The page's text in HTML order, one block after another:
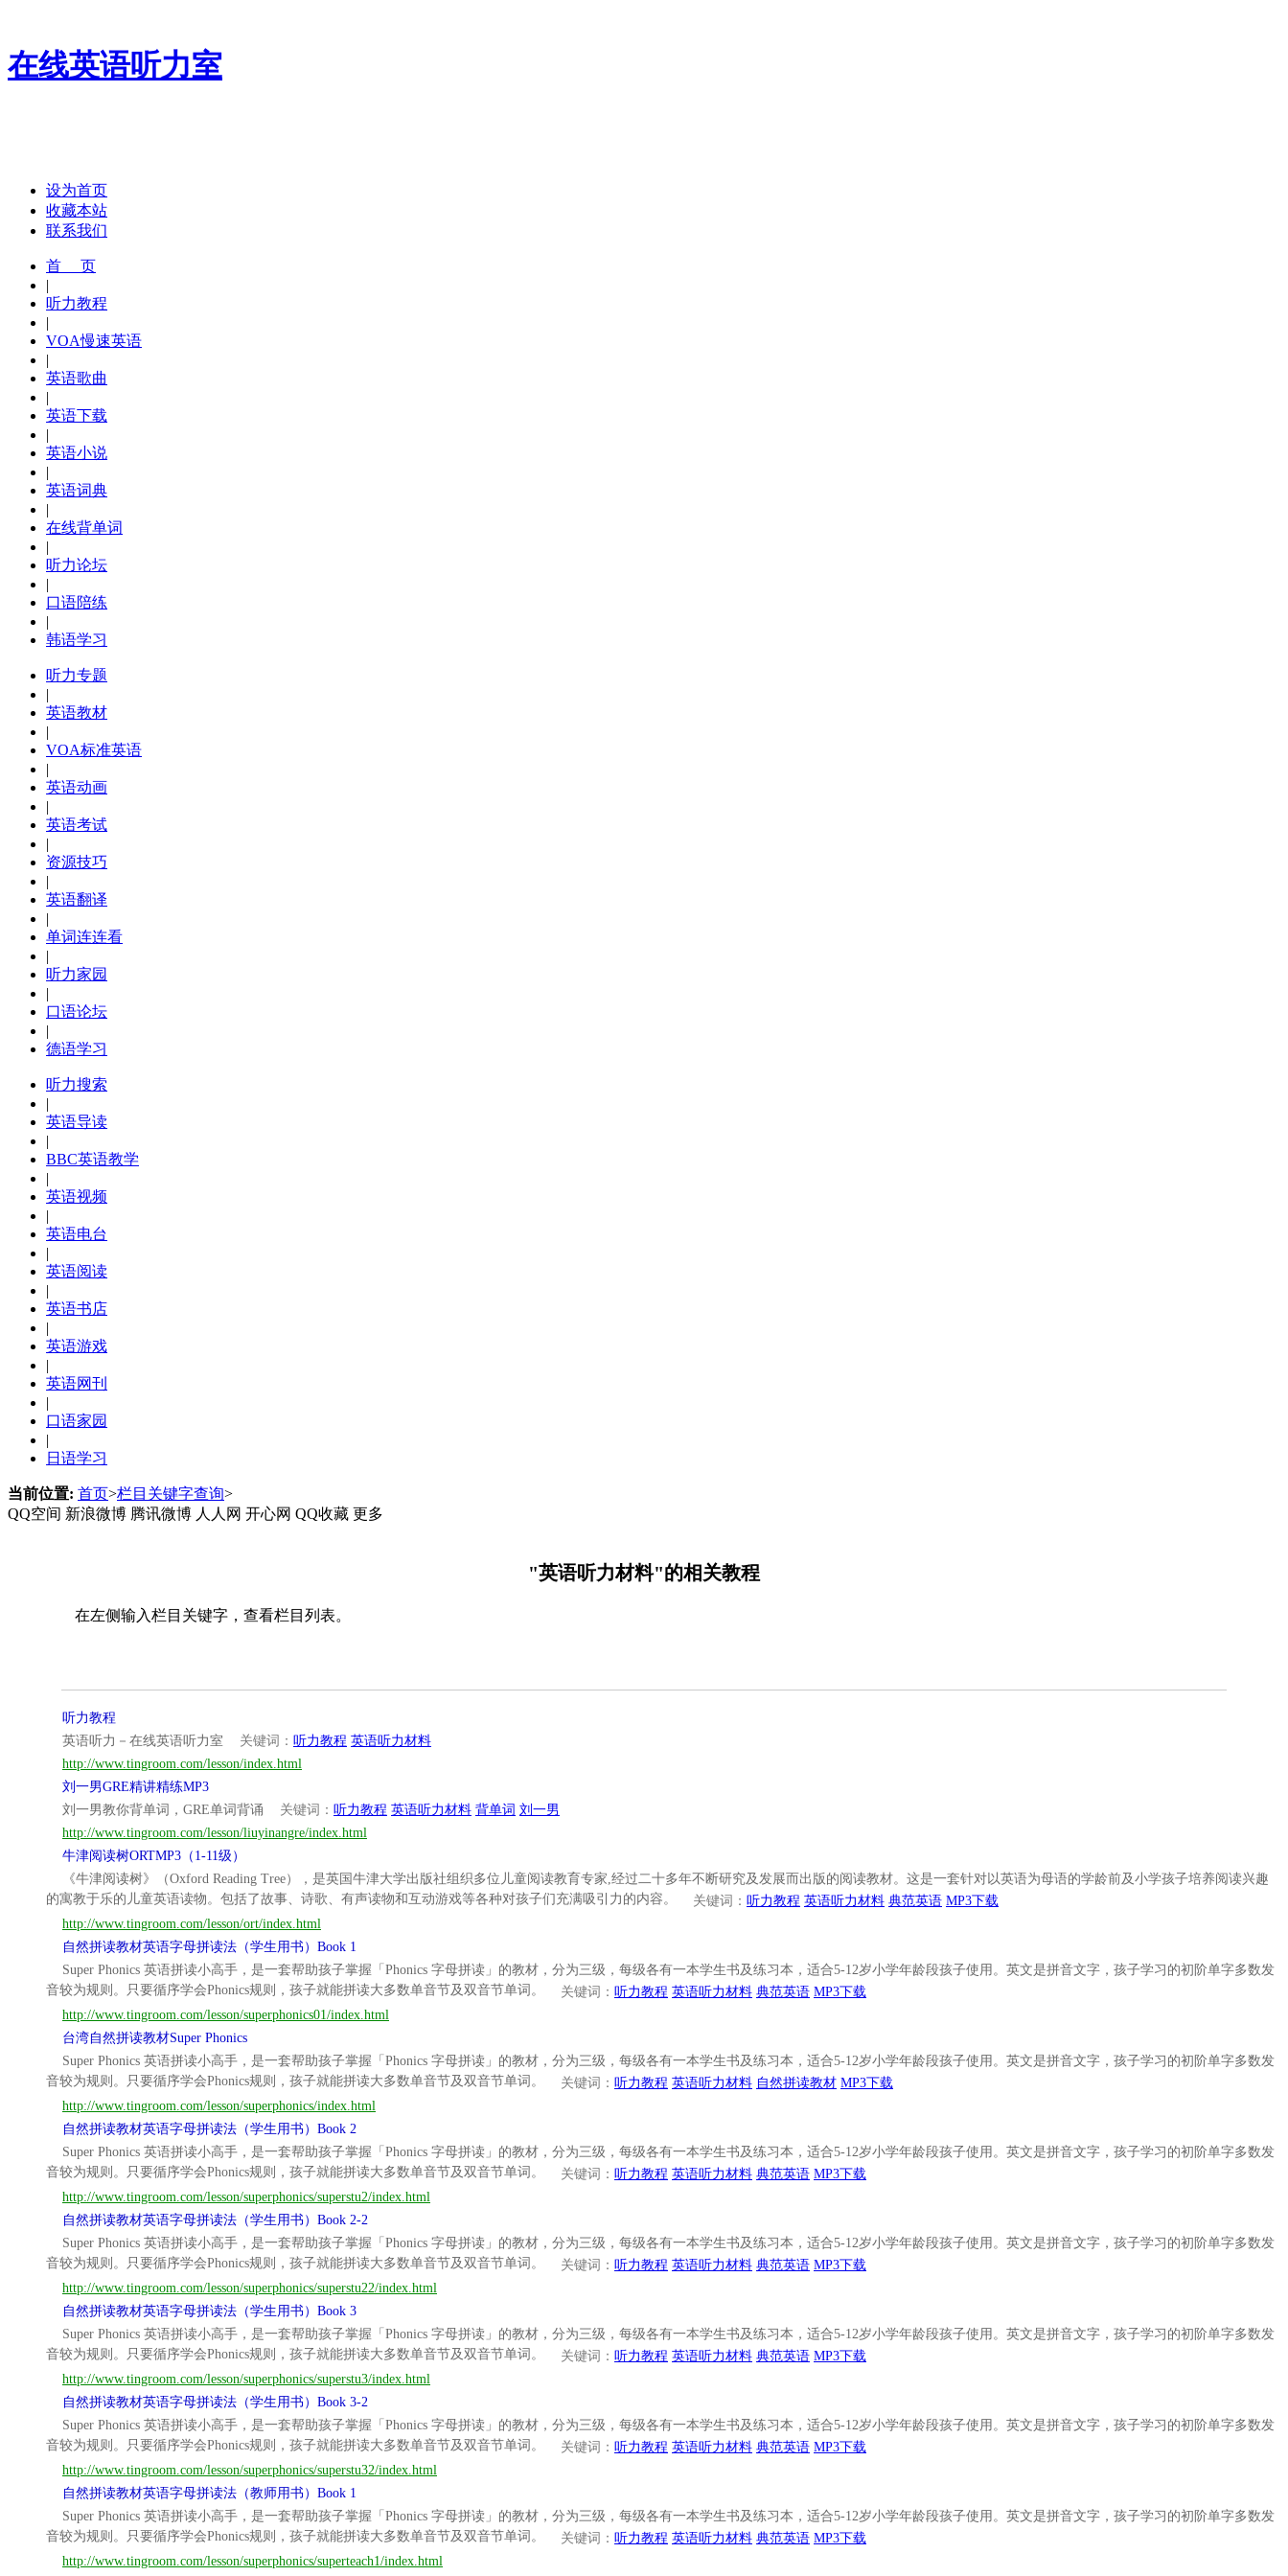
在线英语听力室
设为首页
收藏本站
联系我们
首 页
|
听力教程
|
VOA慢速英语
|
英语歌曲
|
英语下载
|
英语小说
|
英语词典
|
在线背单词
|
听力论坛
|
口语陪练
|
韩语学习
听力专题
|
英语教材
|
VOA标准英语
|
英语动画
|
英语考试
|
资源技巧
|
英语翻译
|
单词连连看
|
听力家园
|
口语论坛
|
德语学习
听力搜索
|
英语导读
|
BBC英语教学
|
英语视频
|
英语电台
|
英语阅读
|
英语书店
|
英语游戏
|
英语网刊
|
口语家园
|
日语学习
当前位置: 首页>栏目关键字查询>
QQ空间 新浪微博 腾讯微博 人人网 开心网 QQ收藏 更多
"英语听力材料"的相关教程
在左侧输入栏目关键字，查看栏目列表。
听力教程
英语听力－在线英语听力室
关键词： 听力教程 英语听力材料
http://www.tingroom.com/lesson/index.html
刘一男GRE精讲精练MP3
刘一男教你背单词，GRE单词背诵
关键词： 听力教程 英语听力材料 背单词 刘一男
http://www.tingroom.com/lesson/liuyinangre/index.html
牛津阅读树ORTMP3（1-11级）
《牛津阅读树》（Oxford Reading Tree），是英国牛津大学出版社组织多位儿童阅读教育专家,经过二十多年不断研究及发展而出版的阅读教材。这是一套针对以英语为母语的学龄前及小学孩子培养阅读兴趣
的寓教于乐的儿童英语读物。包括了故事、诗歌、有声读物和互动游戏等各种对孩子们充满吸引力的内容。 关键词： 听力教程 英语听力材料 典范英语 MP3下载
http://www.tingroom.com/lesson/ort/index.html
自然拼读教材英语字母拼读法（学生用书）Book 1
Super Phonics 英语拼读小高手，是一套帮助孩子掌握「Phonics 字母拼读」的教材，分为三级，每级各有一本学生书及练习本，适合5-12岁小学年龄段孩子使用。英文是拼音文字，孩子学习的初阶单字多数发
音较为规则。只要循序学会Phonics规则，孩子就能拼读大多数单音节及双音节单词。 关键词： 听力教程 英语听力材料 典范英语 MP3下载
http://www.tingroom.com/lesson/superphonics01/index.html
台湾自然拼读教材Super Phonics
Super Phonics 英语拼读小高手，是一套帮助孩子掌握「Phonics 字母拼读」的教材，分为三级，每级各有一本学生书及练习本，适合5-12岁小学年龄段孩子使用。英文是拼音文字，孩子学习的初阶单字多数发
音较为规则。只要循序学会Phonics规则，孩子就能拼读大多数单音节及双音节单词。 关键词： 听力教程 英语听力材料 自然拼读教材 MP3下载
http://www.tingroom.com/lesson/superphonics/index.html
自然拼读教材英语字母拼读法（学生用书）Book 2
Super Phonics 英语拼读小高手，是一套帮助孩子掌握「Phonics 字母拼读」的教材，分为三级，每级各有一本学生书及练习本，适合5-12岁小学年龄段孩子使用。英文是拼音文字，孩子学习的初阶单字多数发
音较为规则。只要循序学会Phonics规则，孩子就能拼读大多数单音节及双音节单词。 关键词： 听力教程 英语听力材料 典范英语 MP3下载
http://www.tingroom.com/lesson/superphonics/superstu2/index.html
自然拼读教材英语字母拼读法（学生用书）Book 2-2
Super Phonics 英语拼读小高手，是一套帮助孩子掌握「Phonics 字母拼读」的教材，分为三级，每级各有一本学生书及练习本，适合5-12岁小学年龄段孩子使用。英文是拼音文字，孩子学习的初阶单字多数发
音较为规则。只要循序学会Phonics规则，孩子就能拼读大多数单音节及双音节单词。 关键词： 听力教程 英语听力材料 典范英语 MP3下载
http://www.tingroom.com/lesson/superphonics/superstu22/index.html
自然拼读教材英语字母拼读法（学生用书）Book 3
Super Phonics 英语拼读小高手，是一套帮助孩子掌握「Phonics 字母拼读」的教材，分为三级，每级各有一本学生书及练习本，适合5-12岁小学年龄段孩子使用。英文是拼音文字，孩子学习的初阶单字多数发
音较为规则。只要循序学会Phonics规则，孩子就能拼读大多数单音节及双音节单词。 关键词： 听力教程 英语听力材料 典范英语 MP3下载
http://www.tingroom.com/lesson/superphonics/superstu3/index.html
自然拼读教材英语字母拼读法（学生用书）Book 3-2
Super Phonics 英语拼读小高手，是一套帮助孩子掌握「Phonics 字母拼读」的教材，分为三级，每级各有一本学生书及练习本，适合5-12岁小学年龄段孩子使用。英文是拼音文字，孩子学习的初阶单字多数发
音较为规则。只要循序学会Phonics规则，孩子就能拼读大多数单音节及双音节单词。 关键词： 听力教程 英语听力材料 典范英语 MP3下载
http://www.tingroom.com/lesson/superphonics/superstu32/index.html
自然拼读教材英语字母拼读法（教师用书）Book 1
Super Phonics 英语拼读小高手，是一套帮助孩子掌握「Phonics 字母拼读」的教材，分为三级，每级各有一本学生书及练习本，适合5-12岁小学年龄段孩子使用。英文是拼音文字，孩子学习的初阶单字多数发
音较为规则。只要循序学会Phonics规则，孩子就能拼读大多数单音节及双音节单词。 关键词： 听力教程 英语听力材料 典范英语 MP3下载
http://www.tingroom.com/lesson/superphonics/superteach1/index.html